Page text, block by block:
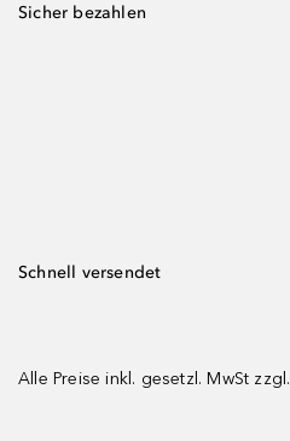
Sicher bezahlen
Schnell versendet
Alle Preise inkl. gesetzl. MwSt zzgl.